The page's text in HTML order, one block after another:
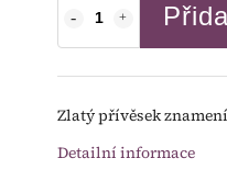
Zlatý přívěsek
Detailní informace